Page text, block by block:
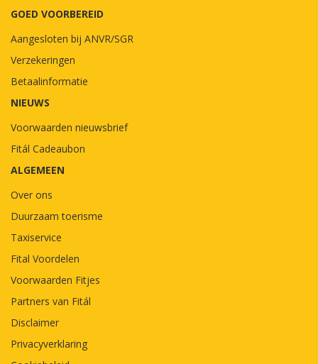
GOED VOORBEREID
Aangesloten bij ANVR/SGR
Verzekeringen
Betaalinformatie
NIEUWS
Voorwaarden nieuwsbrief
Fitál Cadeaubon
ALGEMEEN
Over ons
Duurzaam toerisme
Taxiservice
Fital Voordelen
Voorwaarden Fitjes
Partners van Fitál
Disclaimer
Privacyverklaring